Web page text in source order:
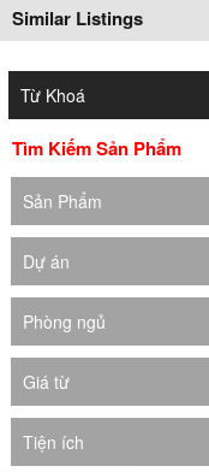
Similar Listings
Tìm Kiếm Sản Phẩm
Sản Phẩm
Dự án
Phòng ngủ
Giá từ
Tiện ích